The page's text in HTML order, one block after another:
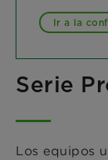
Ir a la
Serie
Los equipos